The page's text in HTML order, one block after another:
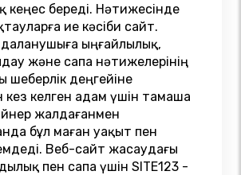
кеңес береді. Нәтижесінде
ие кәсіби сайт.
ыңғайлылық,
және сапа нәтижелерінің
шеберлік деңгейіне
кез келген адам үшін тамаша
жалдағанмен
бұл маған уақыт пен
Веб-сайт жасаудағы
пен сапа үшін SITE123 -